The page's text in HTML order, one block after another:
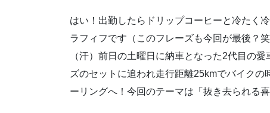
はい！出勤したらドリップコーヒーと冷たく
ラフィフです（このフレーズも今回が最後？
（汗）前日の土曜日に納車となった2代目の
ズのセットに追われ走行距離25kmでバイク
ーリングへ！今回のテーマは「抜き去られる